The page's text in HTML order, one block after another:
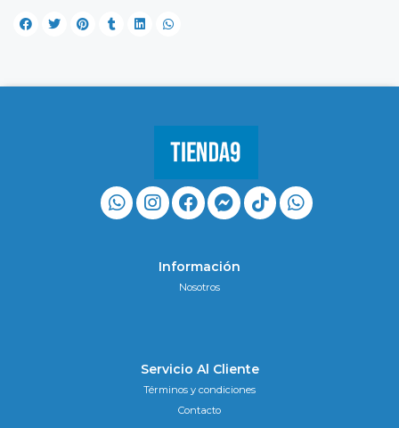
Información
Nosotros
Servicio Al Cliente
Términos y condiciones
Contacto